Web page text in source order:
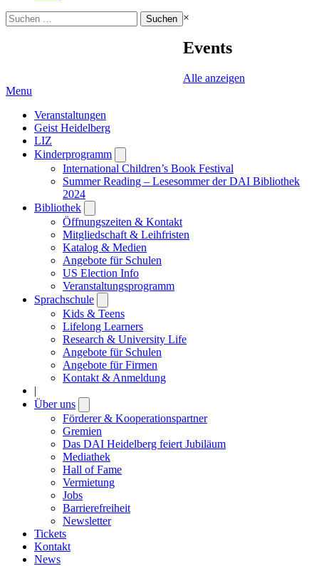
Suchen
nach:
×
Events
Alle anzeigen
Menu
Veranstaltungen
Geist Heidelberg
LIZ
Kinderprogramm
submenu
International Children’s Book Festival
Summer Reading – Lesesommer der DAI Bibliothek
2024
Bibliothek
submenu
Öffnungszeiten & Kontakt
Mitgliedschaft & Leihfristen
Katalog & Medien
Angebote für Schulen
US Election Info
Veranstaltungsprogramm
Sprachschule
submenu
Kids & Teens
Lifelong Learners
Research & University Life
Angebote für Schulen
Angebote für Firmen
Kontakt & Anmeldung
|
Über uns
submenu
Förderer & Kooperationspartner
Gremien
Das DAI Heidelberg feiert Jubiläum
Mediathek
Hall of Fame
Vermietung
Jobs
Barrierefreiheit
Newsletter
Tickets
Kontakt
News